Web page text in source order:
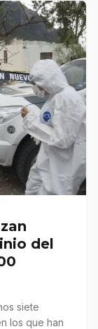
del
siete
los que han